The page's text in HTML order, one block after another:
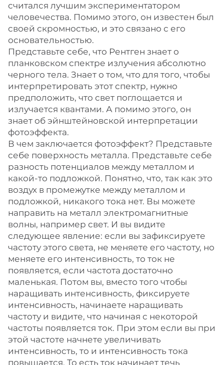
считался лучшим экспериментатором
человечества. Помимо этого, он известен был
своей скромностью, и это связано с его
основательностью.
Представьте себе, что Рентген знает о
планковском спектре излучения абсолютно
черного тела. Знает о том, что для того, чтобы
интерпретировать этот спектр, нужно
предположить, что свет поглощается и
излучается квантами. А помимо этого, он
знает об эйнштейновской интерпретации
фотоэффекта.
В чем заключается фотоэффект? Представьте
себе поверхность металла. Представьте себе
разность потенциалов между металлом и
какой-то подложкой. Понятно, что, так как это
воздух в промежутке между металлом и
подложкой, никакого тока нет. Вы можете
направить на металл электромагнитные
волны, например свет. И вы видите
следующее явление: если вы зафиксируете
частоту этого света, не меняете его частоту, но
меняете его интенсивность, то ток не
появляется, если частота достаточно
маленькая. Потом вы, вместо того чтобы
наращивать интенсивность, фиксируете
интенсивность, начинаете наращивать
частоту и видите, что начиная с некоторой
частоты появляется ток. При этом если вы при
этой частоте начнете увеличивать
интенсивность, то и интенсивность тока
повышается. То есть ток начинает течь